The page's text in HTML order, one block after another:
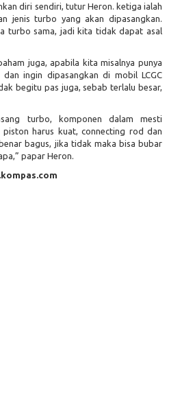
diri sendiri, tutur Heron. ketiga ialah
jenis turbo yang akan dipasangkan.
turbo sama, jadi kita tidak dapat asal
juga, apabila kita misalnya punya
ingin dipasangkan di mobil LCGC
begitu pas juga, sebab terlalu besar,
turbo, komponen dalam mesti
piston harus kuat, connecting rod dan
bagus, jika tidak maka bisa bubar
papar Heron.